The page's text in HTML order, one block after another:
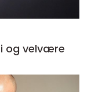
og velvære